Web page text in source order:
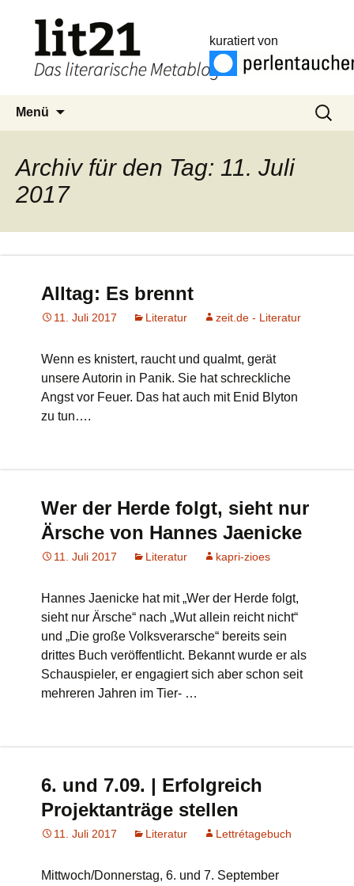
kuratiert von
Menü
Suchen
nach:
Archiv für den Tag: 11. Juli
2017
Alltag: Es brennt
11. Juli 2017 Literatur zeit.de - Literatur
Wenn es knistert, raucht und qualmt, gerät
unsere Autorin in Panik. Sie hat schreckliche
Angst vor Feuer. Das hat auch mit Enid Blyton
zu tun….
Wer der Herde folgt, sieht nur
Ärsche von Hannes Jaenicke
11. Juli 2017 Literatur kapri-zioes
Hannes Jaenicke hat mit „Wer der Herde folgt,
sieht nur Ärsche“ nach „Wut allein reicht nicht“
und „Die große Volksverarsche“ bereits sein
drittes Buch veröffentlicht. Bekannt wurde er als
Schauspieler, er engagiert sich aber schon seit
mehreren Jahren im Tier- …
6. und 7.09. | Erfolgreich
Projektanträge stellen
11. Juli 2017 Literatur Lettrétagebuch
Mittwoch/Donnerstag, 6. und 7. September